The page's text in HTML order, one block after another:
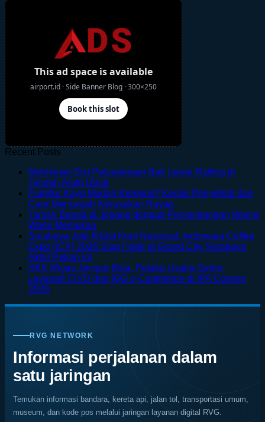
Recent Posts
Menikmati Sisi Petualangan Bali Lewat Rafting di
Tengah Alam Ubud
Comments
on
Menikmati
Petualangan
Bali
Rafting
di
Ubud
Furnitur Kayu Mudah Keropos? Kenali Penyebab dan
Cara Mencegah Kerusakan RayapNo
Comments
Furnitur
Kayu
Keropos?
Kenali
Cara
Taman Bunga di Jepang dengan Pemandangan Warna
Warni Memukau
Comments
on
Bunga
di
Pemandangan
Surabaya Jadi Kiblat Kopi Nasional, Indonesia Coffee
Expo (ICX) 2026 Siap Hadir di Grand City Surabaya
Akhir Pekan Ini
Comments
on
Kiblat
Nasional,
Indonesia
Coffee
Expo
(ICX)
2026
Siap
Hadir
di
SKK Migas Jemput Bola, Pelaku Usaha Serbu
Layanan CIVD dan IOG e-Commerce di IPA Convex
2026No
on
Migas
Jemput
Bola,
Pelaku
Usaha
Serbu
Layanan
CIVD
dan
RVG NETWORK
Informasi perjalanan dalam
satu jaringan
Temukan informasi bandara, kereta api, jalan tol, transportasi umum,
museum, dan kode pos melalui jaringan layanan digital RVG.